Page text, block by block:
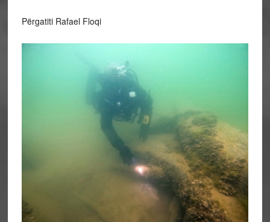
Përgatiti Rafael Floqi